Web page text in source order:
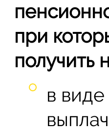
при
получить
в